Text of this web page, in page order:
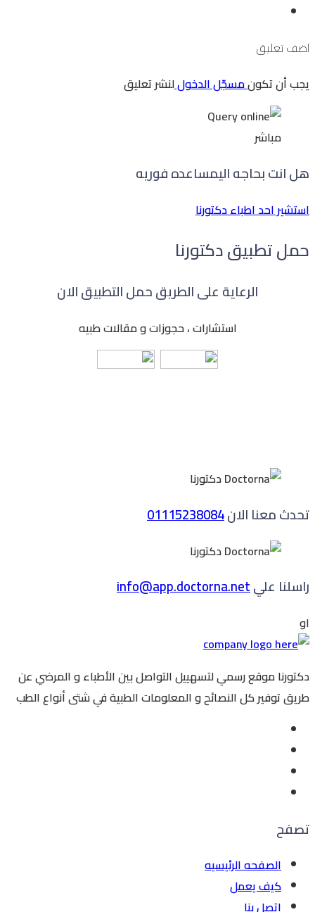
اضف تعليق
يجب أن تكونمسجّل الدخوللنشر تعليق
مباشر
هل انت بحاجه اليمساعده فوريه
استشير احد اطباء دكتورنا
حمل تطبيق دكتورنا
الرعاية على الطريق حمل التطبيق الان
استشارات ، حجوزات و مقالات طبيه
تحدث معنا الان01115238084
راسلنا عليinfo@app.doctorna.net
او
دكتورنا موقع رسمي لتسهييل التواصل بين الأطباء و المرضي عن
طريق توفير كل النصائح و المعلومات الطبية في شتى أنواع الطب
تصفح
الصفحه الرئيسيه
كيف يعمل
اتصل بنا